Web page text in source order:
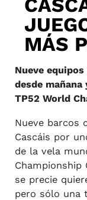
MÁS
Nueve equipos
desde mañana
TP52 World
Nueve barcos
Cascáis por
de la vela
Championship
se precie
pero sólo una